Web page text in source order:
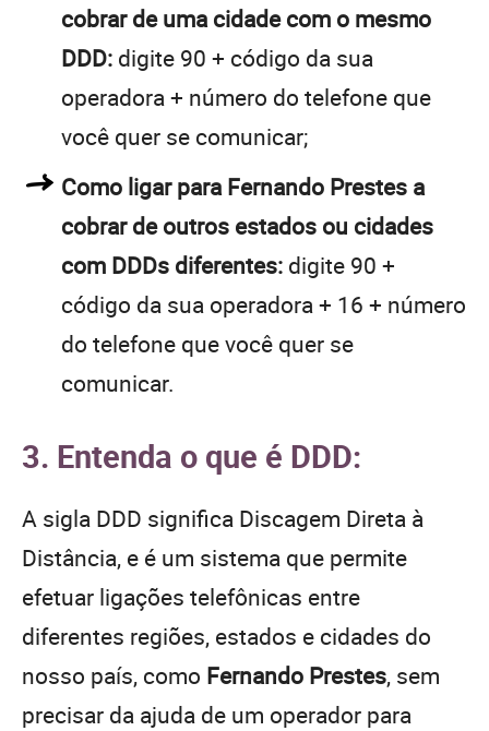
cobrar de uma cidade com o mesmo
DDD: digite 90 + código da sua
operadora + número do telefone que
você quer se comunicar;
Como ligar para Fernando Prestes a
cobrar de outros estados ou cidades
com DDDs diferentes: digite 90 +
código da sua operadora + 16 + número
do telefone que você quer se
comunicar.
3. Entenda o que é DDD:
A sigla DDD significa Discagem Direta à
Distância, e é um sistema que permite
efetuar ligações telefônicas entre
diferentes regiões, estados e cidades do
nosso país, como Fernando Prestes, sem
precisar da ajuda de um operador para